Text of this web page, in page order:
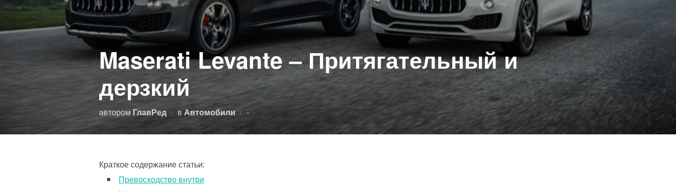
Maserati Levante – Притягательный и
дерзкий
автором ГлавРед вАвтомобили -Опубликовано
Краткое содержание статьи:
Превосходство внутри